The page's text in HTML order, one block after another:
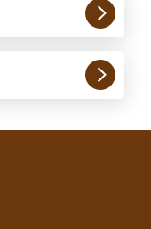
в машинах